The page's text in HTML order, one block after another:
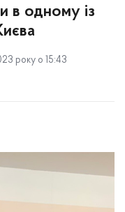
в одному із
року о 15:43